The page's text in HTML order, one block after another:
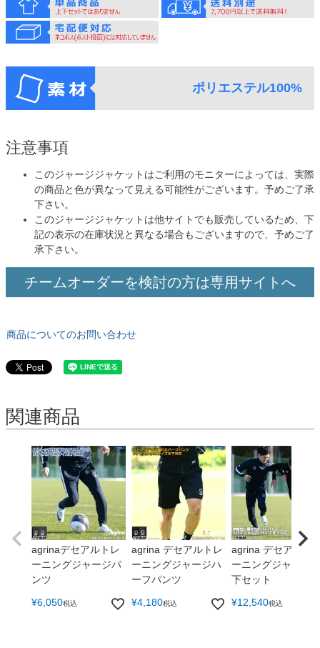
ポリエステル100%
注意事項
このジャージジャケットはご利用のモニターによっては、実際
の商品と色が異なって見える可能性がございます。予めご了承
下さい。
このジャージジャケットは他サイトでも販売しているため、下
記の表示の在庫状況と異なる場合もございますので、予めご了
承下さい。
チームオーダーを検討の方は専用サイトへ
商品についてのお問い合わせ
関連商品
agrinaデセアルトレ
ーニングジャージパ
ンツ
¥6,050税込
agrina デセアルトレ
ーニングジャージハ
ーフパンツ
¥4,180税込
agrina デセアル ト
ーニングジャージ
下セット
¥12,540税込